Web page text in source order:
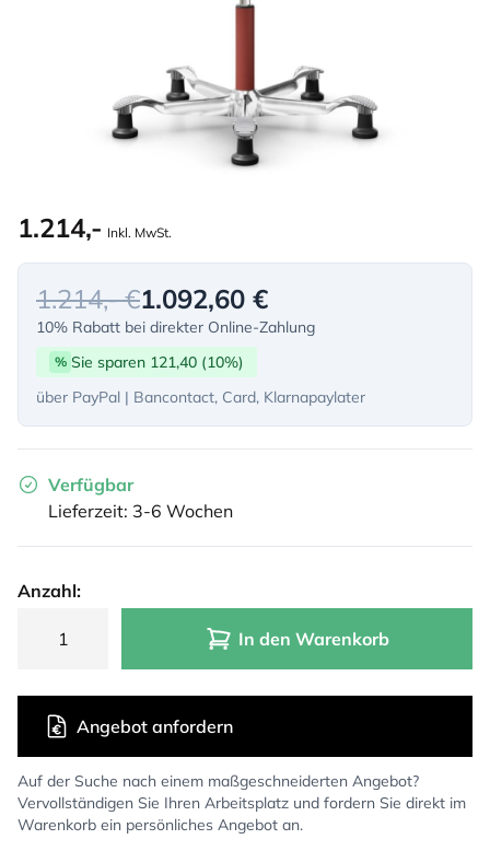
1.214,- Inkl. MwSt.
1.214,- €1.092,60 €
10% Rabatt bei direkter Online-Zahlung
% Sie sparen 121,40 (10%)
über PayPal | Bancontact, Card, Klarnapaylater
Verfügbar
Lieferzeit: 3-6 Wochen
Anzahl:
In den Warenkorb
Auf der Suche nach einem maßgeschneiderten Angebot?
Vervollständigen Sie Ihren Arbeitsplatz und fordern Sie direkt im
Warenkorb ein persönliches Angebot an.
Angebot anfordern